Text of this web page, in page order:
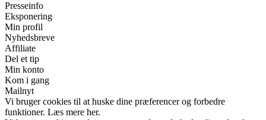
Presseinfo
Eksponering
Min profil
Nyhedsbreve
Affiliate
Del et tip
Min konto
Kom i gang
Mailnyt
Vi bruger cookies til at huske dine præferencer og forbedre
funktioner. Læs mere her.